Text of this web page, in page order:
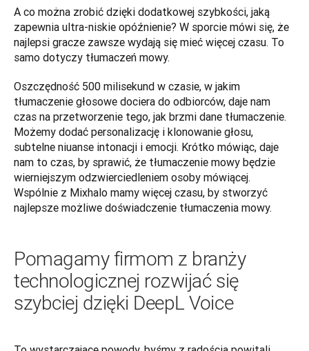
A co można zrobić dzięki dodatkowej szybkości, jaką
zapewnia ultra-niskie opóźnienie? W sporcie mówi się, że
najlepsi gracze zawsze wydają się mieć więcej czasu. To
samo dotyczy tłumaczeń mowy.
Oszczędność 500 milisekund w czasie, w jakim
tłumaczenie głosowe dociera do odbiorców, daje nam
czas na przetworzenie tego, jak brzmi dane tłumaczenie.
Możemy dodać personalizację i klonowanie głosu,
subtelne niuanse intonacji i emocji. Krótko mówiąc, daje
nam to czas, by sprawić, że tłumaczenie mowy będzie
wierniejszym odzwierciedleniem osoby mówiącej.
Wspólnie z Mixhalo mamy więcej czasu, by stworzyć
najlepsze możliwe doświadczenie tłumaczenia mowy.
Pomagamy firmom z branży
technologicznej rozwijać się
szybciej dzięki DeepL Voice